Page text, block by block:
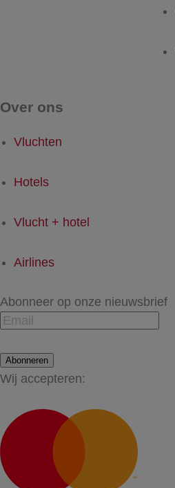
Over ons
Vluchten
Hotels
Vlucht + hotel
Airlines
Abonneer op onze nieuwsbrief
Abonneren
Wij accepteren: